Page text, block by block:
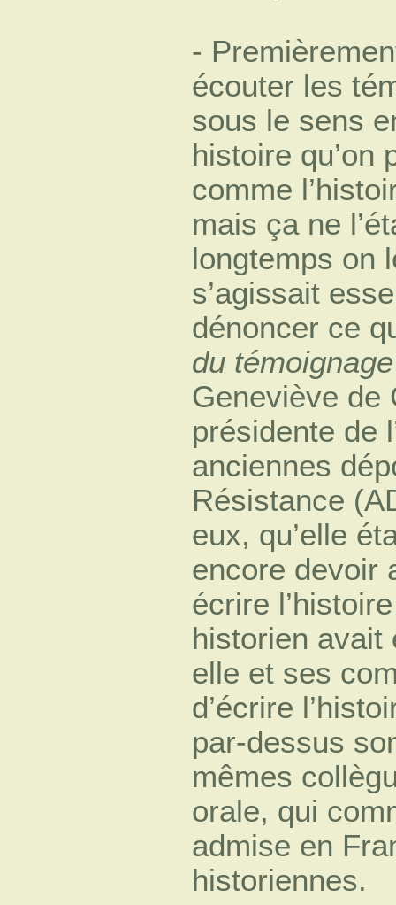
-
écouter les
sous le sens
histoire qu’on
comme
mais ça ne
longtemps on
s’agissait
dénoncer ce
du témoignage
Geneviève de
présidente de
anciennes
Résistance
eux, qu’elle
encore devoir
écrire
historien avait
elle et ses
d’écrire
par-dessus
mêmes
orale, qui
admise en
historiennes.